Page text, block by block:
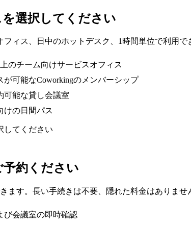
選択してください
ィス、日中のホットデスク、1時間単位で利用
のチーム向けサービスオフィス
が可能なCoworkingのメンバーシップ
可能な貸し会議室
けの日間パス
約ください
ます。長い手続きは不要、隠れた料金はありま
び会議室の即時確認